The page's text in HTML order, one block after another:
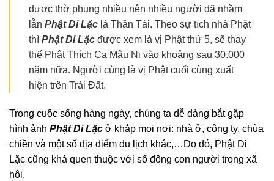
được thờ phụng nhiều nên nhiều người đã nhầm
lẫn Phật Di Lặc là Thần Tài. Theo sự tích nhà Phật
thì Phật Di Lặc được xem là vị Phật thứ 5, sẽ thay
thế Phật Thích Ca Mâu Ni vào khoảng sau 30.000
năm nữa. Người cùng là vị Phật cuối cùng xuất
hiện trên Trái Đất.
Trong cuộc sống hàng ngày, chúng ta dễ dàng bắt gặp
hình ảnh Phật Di Lặc ở khắp mọi nơi: nhà ở, công ty, chùa
chiền và một số địa điểm du lịch khác,…Do đó, Phật Di
Lặc cũng khá quen thuộc với số đông con người trong xã
hội.